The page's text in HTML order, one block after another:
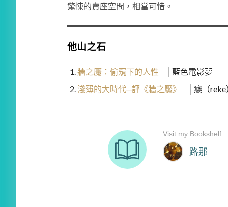
驚悚的賣座空間，相當可惜。
他山之石
牆之魘：偷窺下的人性 │藍色電影夢
淺薄的大時代─評《牆之魘》
│癮（reke